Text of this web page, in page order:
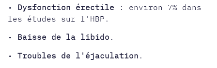
• Dysfonction érectile : environ 7% dans
les études sur l'HBP.
• Baisse de la libido .
•Troubles de l'éjaculation .